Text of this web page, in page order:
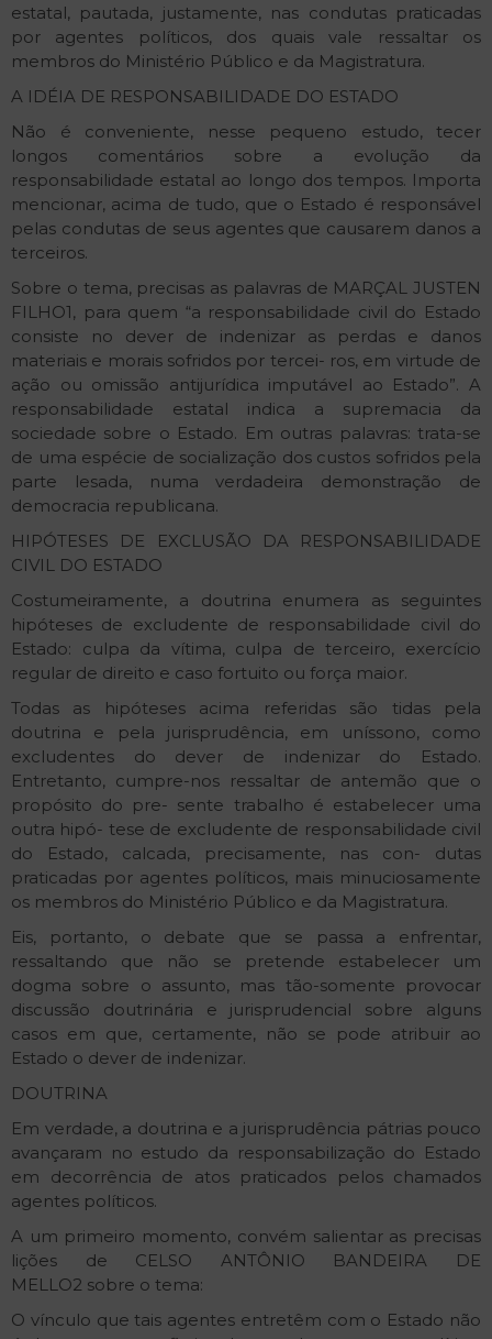
estatal, pautada, justamente, nas condutas praticadas
por agentes políticos, dos quais vale ressaltar os
membros do Ministério Público e da Magistratura.
A IDÉIA DE RESPONSABILIDADE DO ESTADO
Não é conveniente, nesse pequeno estudo, tecer
longos comentários sobre a evolução da
responsabilidade estatal ao longo dos tempos. Importa
mencionar, acima de tudo, que o Estado é responsável
pelas condutas de seus agentes que causarem danos a
terceiros.
Sobre o tema, precisas as palavras de MARÇAL JUSTEN
FILHO1, para quem “a responsabilidade civil do Estado
consiste no dever de indenizar as perdas e danos
materiais e morais sofridos por tercei- ros, em virtude de
ação ou omissão antijurídica imputável ao Estado”. A
responsabilidade estatal indica a supremacia da
sociedade sobre o Estado. Em outras palavras: trata-se
de uma espécie de socialização dos custos sofridos pela
parte lesada, numa verdadeira demonstração de
democracia republicana.
HIPÓTESES DE EXCLUSÃO DA RESPONSABILIDADE
CIVIL DO ESTADO
Costumeiramente, a doutrina enumera as seguintes
hipóteses de excludente de responsabilidade civil do
Estado: culpa da vítima, culpa de terceiro, exercício
regular de direito e caso fortuito ou força maior.
Todas as hipóteses acima referidas são tidas pela
doutrina e pela jurisprudência, em uníssono, como
excludentes do dever de indenizar do Estado.
Entretanto, cumpre-nos ressaltar de antemão que o
propósito do pre- sente trabalho é estabelecer uma
outra hipó- tese de excludente de responsabilidade civil
do Estado, calcada, precisamente, nas con- dutas
praticadas por agentes políticos, mais minuciosamente
os membros do Ministério Público e da Magistratura.
Eis, portanto, o debate que se passa a enfrentar,
ressaltando que não se pretende estabelecer um
dogma sobre o assunto, mas tão-somente provocar
discussão doutrinária e jurisprudencial sobre alguns
casos em que, certamente, não se pode atribuir ao
Estado o dever de indenizar.
DOUTRINA
Em verdade, a doutrina e a jurisprudência pátrias pouco
avançaram no estudo da responsabilização do Estado
em decorrência de atos praticados pelos chamados
agentes políticos.
A um primeiro momento, convém salientar as precisas
lições de CELSO ANTÔNIO BANDEIRA DE
MELLO2 sobre o tema:
O vínculo que tais agentes entretêm com o Estado não